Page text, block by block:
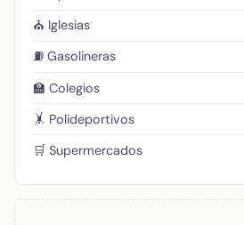
⛪ Iglesias
⛽ Gasolineras
🏫 Colegios
🤸 Polideportivos
🛒 Supermercados